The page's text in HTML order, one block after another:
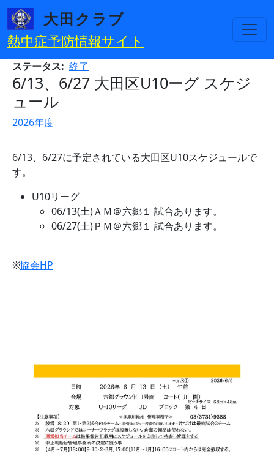
メインコンテンツに移動
大田クラブ
熱中症予防情報サイト
ステータス 終了
6/13、6/27 大田区U10ーグ スケジ
ュール
2026年度
6/13、6/27に予定されている大田区U10スケジュールで
す。
U10リーグ
06/13(土)ＡＭ＠六郷１ 試合あります。
06/27(土)ＰＭ＠六郷１ 試合あります。
※協会HP